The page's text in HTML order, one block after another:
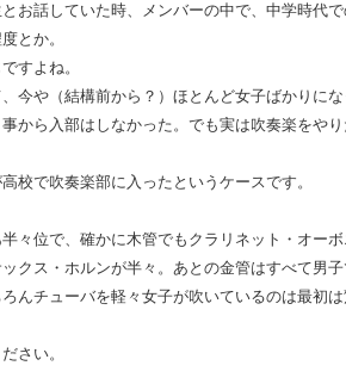
お話していた時、メンバーの中で、中学時代
とか。
すよね。
今や（結構前から？）ほとんど女子ばかりに
から入部はしなかった。でも実は吹奏楽をや
校で吹奏楽部に入ったというケースです。
々位で、確かに木管でもクラリネット・オー
クス・ホルンが半々。あとの金管はすべて男
んチューバを軽々女子が吹いているのは最初
さい。